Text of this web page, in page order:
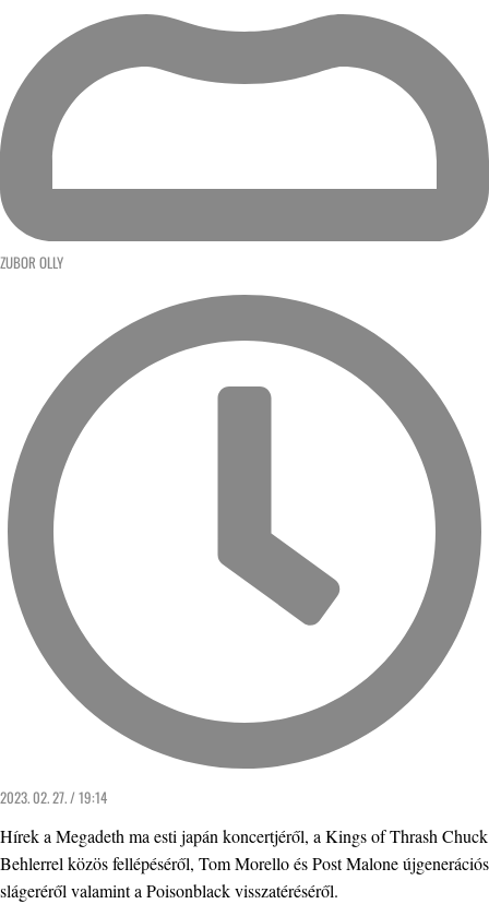
ZUBOR OLLY
2023. 02. 27. / 19:14
Hírek a Megadeth ma esti japán koncertjéről, a Kings of Thrash Chuck
Behlerrel közös fellépéséről, Tom Morello és Post Malone újgenerációs
slágeréről valamint a Poisonblack visszatéréséről.